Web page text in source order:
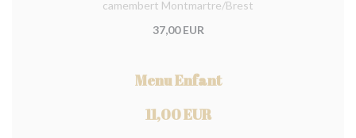
camembert Montmartre/Brest
37,00 EUR
Menu Enfant
11,00 EUR